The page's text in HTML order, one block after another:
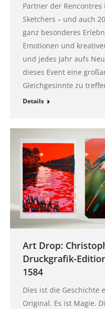
Partner der
Sketchers – und auch
ganz besonderes
Emotionen und
und jedes Jahr aufs
dieses Event eine
Gleichgesinnte zu
Details
Art Drop:
Druckgrafik-
1584
Dies ist die Geschichte
Original. Es ist Magie.